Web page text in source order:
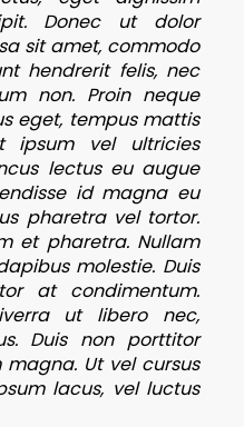
Donec ut dolor
sit amet, commodo
hendrerit felis, nec
non. Proin neque
eget, tempus mattis
ipsum vel ultricies
lectus eu augue
id magna eu
pharetra vel tortor.
et pharetra. Nullam
molestie. Duis
at condimentum.
ut libero nec,
Duis non porttitor
Ut vel cursus
lacus, vel luctus